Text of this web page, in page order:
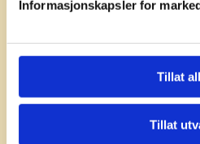
Informasjonskapsler for
Tillat
Tillat
– Vi håper brosjyren
å bruke naturen som et
elevene mulighet til å lære
prosjektleder forFriluftsliv i